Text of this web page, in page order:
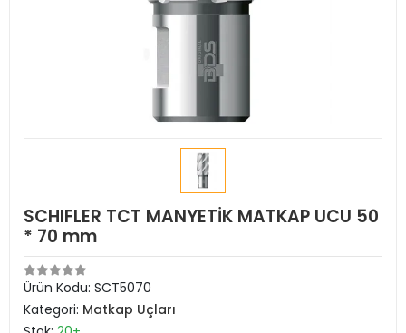
SCHIFLER TCT MANYETİK MATKAP UCU 50
* 70 mm
Ürün Kodu: SCT5070
Kategori: Matkap Uçları